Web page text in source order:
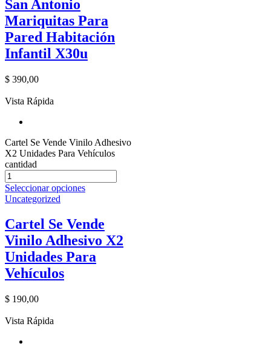
San Antonio
Mariquitas Para
Pared Habitación
Infantil X30u
$ 390,00
Vista Rápida
Cartel Se Vende Vinilo Adhesivo
X2 Unidades Para Vehículos
cantidad
Seleccionar opciones
Uncategorized
Cartel Se Vende
Vinilo Adhesivo X2
Unidades Para
Vehículos
$ 190,00
Vista Rápida